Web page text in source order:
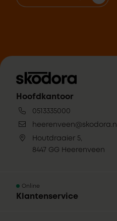
Hoofdkantoor
0513335000
heerenveen@skodora.nl
Houtdraaier 5,
8447 GG Heerenveen
Online
Klantenservice